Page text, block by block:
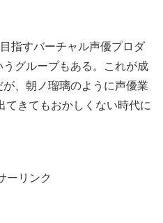
指すバーチャル声優プロダ
グループもある。これが成
、朝ノ瑠璃のように声優業
てきてもおかしくない時代に
ーリンク